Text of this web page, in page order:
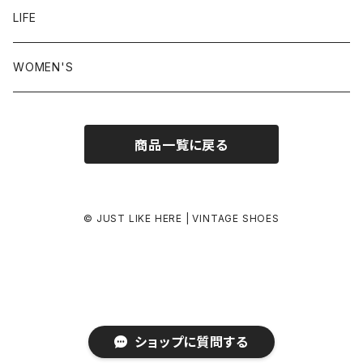
ショップに質問する
24.5-25.0 cm
25.0-25.5 cm
26.0-26.5 cm
26.5-27.0 cm
LIFE
WOMEN'S
商品一覧に戻る
© JUST LIKE HERE | VINTAGE SHOES